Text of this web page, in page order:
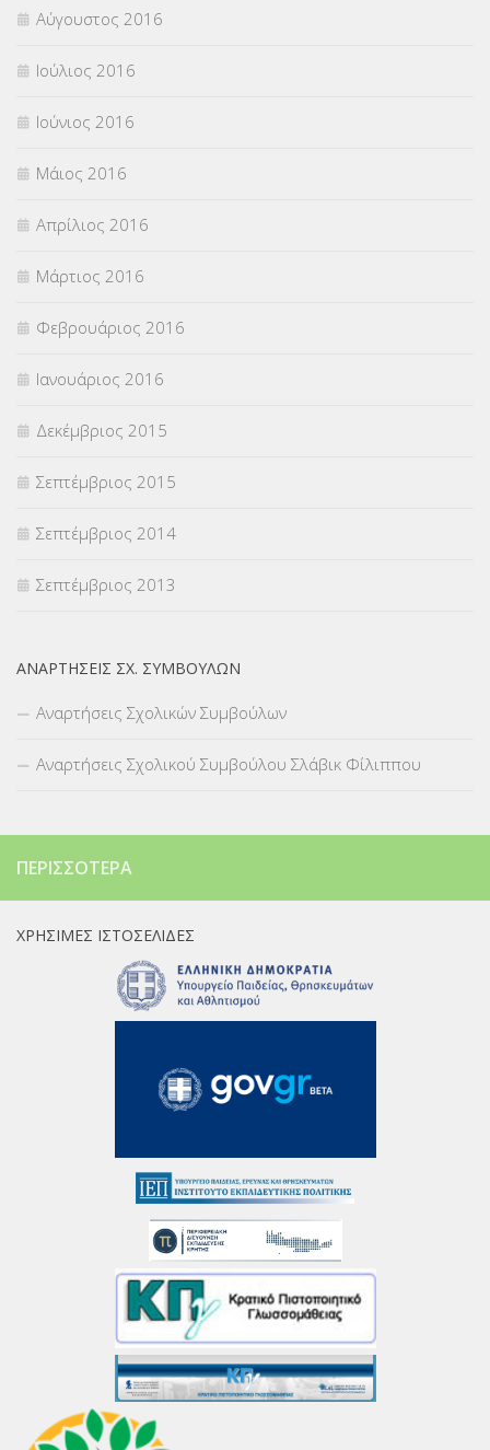
Αύγουστος 2016
Ιούλιος 2016
Ιούνιος 2016
Μάιος 2016
Απρίλιος 2016
Μάρτιος 2016
Φεβρουάριος 2016
Ιανουάριος 2016
Δεκέμβριος 2015
Σεπτέμβριος 2015
Σεπτέμβριος 2014
Σεπτέμβριος 2013
ΑΝΑΡΤΉΣΕΙΣ ΣΧ. ΣΥΜΒΟΎΛΩΝ
Αναρτήσεις Σχολικών Συμβούλων
Αναρτήσεις Σχολικού Συμβούλου Σλάβικ Φίλιππου
ΠΕΡΙΣΣΌΤΕΡΑ
ΧΡΉΣΙΜΕΣ ΙΣΤΟΣΕΛΊΔΕΣ